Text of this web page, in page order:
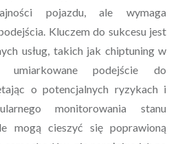
pojazdu, ale wymaga
Kluczem do sukcesu jest
usług, takich jak chiptuning w
umiarkowane podejście do
o potencjalnych ryzykach i
monitorowania stanu
mogą cieszyć się poprawioną